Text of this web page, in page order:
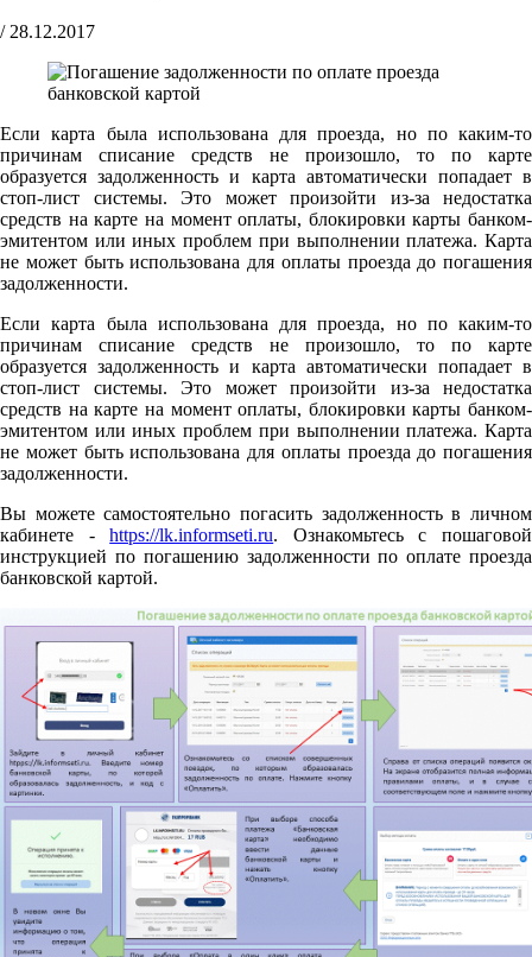
/ 28.12.2017
Если карта была использована для проезда, но по каким-то
причинам списание средств не произошло, то по карте
образуется задолженность и карта автоматически попадает в
стоп-лист системы. Это может произойти из-за недостатка
средств на карте на момент оплаты, блокировки карты банком-
эмитентом или иных проблем при выполнении платежа. Карта
не может быть использована для оплаты проезда до погашения
задолженности.
Если карта была использована для проезда, но по каким-то
причинам списание средств не произошло, то по карте
образуется задолженность и карта автоматически попадает в
стоп-лист системы. Это может произойти из-за недостатка
средств на карте на момент оплаты, блокировки карты банком-
эмитентом или иных проблем при выполнении платежа. Карта
не может быть использована для оплаты проезда до погашения
задолженности.
Вы можете самостоятельно погасить задолженность в личном
кабинете -https://lk.informseti.ru. Ознакомьтесь с пошаговой
инструкцией по погашению задолженности по оплате проезда
банковской картой.